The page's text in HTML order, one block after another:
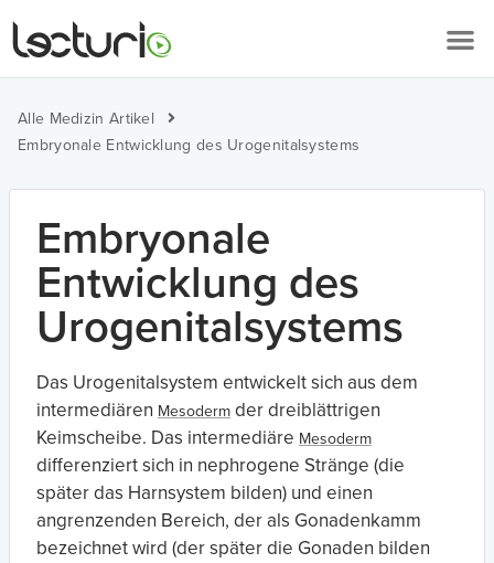
Alle Medizin Artikel
Embryonale Entwicklung des Urogenitalsystems
Embryonale
Entwicklung des
Urogenitalsystems
Das Urogenitalsystem entwickelt sich aus dem
intermediären Mesoderm der dreiblättrigen
Keimscheibe. Das intermediäre Mesoderm
differenziert sich in nephrogene Stränge (die
später das Harnsystem bilden) und einen
angrenzenden Bereich, der als Gonadenkamm
bezeichnet wird (der später die Gonaden bilden